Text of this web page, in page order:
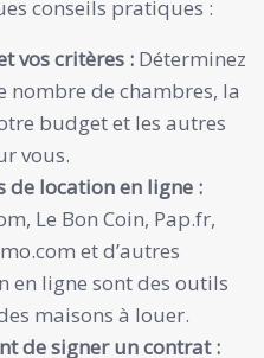
conseils pratiques :
vos critères : Déterminez
nombre de chambres, la
budget et les autres
vous.
de location en ligne :
Le Bon Coin, Pap.fr,
et d’autres
en ligne sont des outils
maisons à louer.
de signer un contrat :